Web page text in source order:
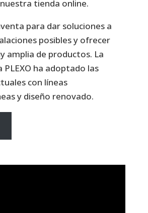
tienda online.
para dar soluciones a
posibles y ofrecer
amplia de productos. La
PLEXO ha adoptado las
con líneas
y diseño renovado.